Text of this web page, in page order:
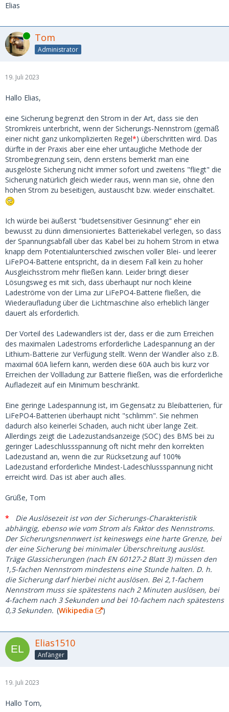
Elias
Online Tom
Administrator
19. Juli 2023
Hallo Elias,
eine Sicherung begrenzt den Strom in der Art, dass sie den
Stromkreis unterbricht, wenn der Sicherungs-Nennstrom (gemäß
einer nicht ganz unkomplizierten Regel*) überschritten wird. Das
dürfte in der Praxis aber eine eher untaugliche Methode der
Strombegrenzung sein, denn erstens bemerkt man eine
ausgelöste Sicherung nicht immer sofort und zweitens "fliegt" die
Sicherung natürlich gleich wieder raus, wenn man sie, ohne den
hohen Strom zu beseitigen, austauscht bzw. wieder einschaltet.
Ich würde bei äußerst "budetsensitiver Gesinnung" eher ein
bewusst zu dünn dimensioniertes Batteriekabel verlegen, so dass
der Spannungsabfall über das Kabel bei zu hohem Strom in etwa
knapp dem Potentialunterschied zwischen voller Blei- und leerer
LiFePO4-Batterie entspricht, da in diesem Fall kein zu hoher
Ausgleichsstrom mehr fließen kann. Leider bringt dieser
Lösungsweg es mit sich, dass überhaupt nur noch kleine
Ladeströme von der Lima zur LiFePO4-Batterie fließen, die
Wiederaufladung über die Lichtmaschine also erheblich länger
dauert als erforderlich.
Der Vorteil des Ladewandlers ist der, dass er die zum Erreichen
des maximalen Ladestroms erforderliche Ladespannung an der
Lithium-Batterie zur Verfügung stellt. Wenn der Wandler also z.B.
maximal 60A liefern kann, werden diese 60A auch bis kurz vor
Erreichen der Vollladung zur Batterie fließen, was die erforderliche
Aufladezeit auf ein Minimum beschränkt.
Eine geringe Ladespannung ist, im Gegensatz zu Bleibatterien, für
LiFePO4-Batterien überhaupt nicht "schlimm". Sie nehmen
dadurch also keinerlei Schaden, auch nicht über lange Zeit.
Allerdings zeigt die Ladezustandsanzeige (SOC) des BMS bei zu
geringer Ladeschlussspannung oft nicht mehr den korrekten
Ladezustand an, wenn die zur Rücksetzung auf 100%
Ladezustand erforderliche Mindest-Ladeschlussspannung nicht
erreicht wird. Das ist aber auch alles.
Grüße, Tom
*
Die Auslösezeit ist von der Sicherungs-Charakteristik
abhängig, ebenso wie vom Strom als Faktor des Nennstroms.
Der Sicherungsnennwert ist keineswegs eine harte Grenze, bei
der eine Sicherung bei minimaler Überschreitung auslöst.
Träge Glassicherungen (nach EN 60127-2 Blatt 3) müssen den
1,5-fachen Nennstrom mindestens eine Stunde halten. D. h.
die Sicherung darf hierbei nicht auslösen. Bei 2,1-fachem
Nennstrom muss sie spätestens nach 2 Minuten auslösen, bei
4-fachem nach 3 Sekunden und bei 10-fachem nach spätestens
0,3 Sekunden. (Wikipedia )
Elias1510
Anfänger
19. Juli 2023
Hallo Tom,